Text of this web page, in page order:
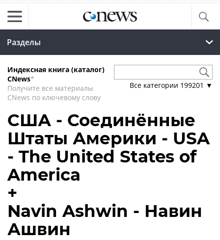
Разделы
Индексная книга (каталог)
CNews*
Получите все материалы
CNews по ключевому слову
Все категории 199201 ▼
США - Соединённые
Штаты Америки - USA
- The United States of
America
+
Navin Ashwin - Навин
Ашвин